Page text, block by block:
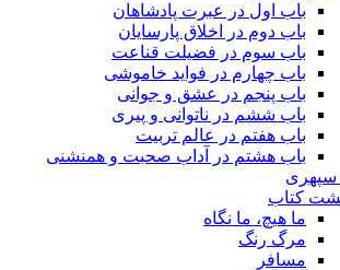
باب اول در عبرت پادشاهان
باب دوم در اخلاق پارسایان
باب سوم در فضیلت قناعت
باب چهارم در فواید خاموشى
باب پنجم در عشق و جوانى
باب ششم در ناتوانى و پیرى
باب هفتم در عالم تربیت
باب هشتم در آداب صحبت و همنشنى
کتاب
ما هیچ، ما نگاه
مرگ رنگ
مسافر